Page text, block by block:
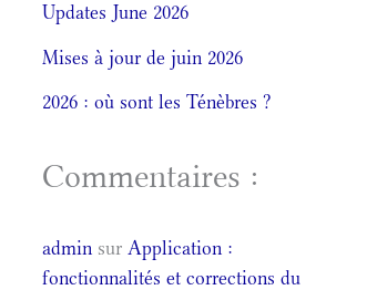
Updates June 2026
Mises à jour de juin 2026
2026 : où sont les Ténèbres ?
Commentaires :
admin surApplication :
fonctionnalités et corrections du